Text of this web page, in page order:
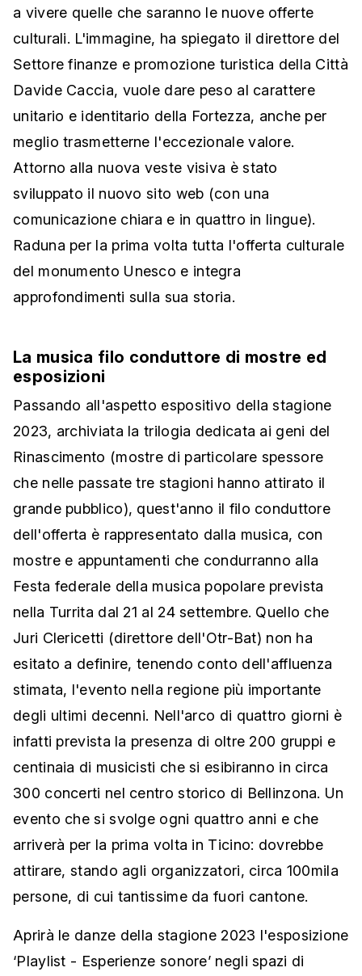
a vivere quelle che saranno le nuove offerte
culturali. L'immagine, ha spiegato il direttore del
Settore finanze e promozione turistica della Città
Davide Caccia, vuole dare peso al carattere
unitario e identitario della Fortezza, anche per
meglio trasmetterne l'eccezionale valore.
Attorno alla nuova veste visiva è stato
sviluppato il nuovo sito web (con una
comunicazione chiara e in quattro in lingue).
Raduna per la prima volta tutta l'offerta culturale
del monumento Unesco e integra
approfondimenti sulla sua storia.
La musica filo conduttore di mostre ed
esposizioni
Passando all'aspetto espositivo della stagione
2023, archiviata la trilogia dedicata ai geni del
Rinascimento (mostre di particolare spessore
che nelle passate tre stagioni hanno attirato il
grande pubblico), quest'anno il filo conduttore
dell'offerta è rappresentato dalla musica, con
mostre e appuntamenti che condurranno alla
Festa federale della musica popolare prevista
nella Turrita dal 21 al 24 settembre. Quello che
Juri Clericetti (direttore dell'Otr-Bat) non ha
esitato a definire, tenendo conto dell'affluenza
stimata, l'evento nella regione più importante
degli ultimi decenni. Nell'arco di quattro giorni è
infatti prevista la presenza di oltre 200 gruppi e
centinaia di musicisti che si esibiranno in circa
300 concerti nel centro storico di Bellinzona. Un
evento che si svolge ogni quattro anni e che
arriverà per la prima volta in Ticino: dovrebbe
attirare, stando agli organizzatori, circa 100mila
persone, di cui tantissime da fuori cantone.
Aprirà le danze della stagione 2023 l'esposizione
‘Playlist - Esperienze sonore’ negli spazi di